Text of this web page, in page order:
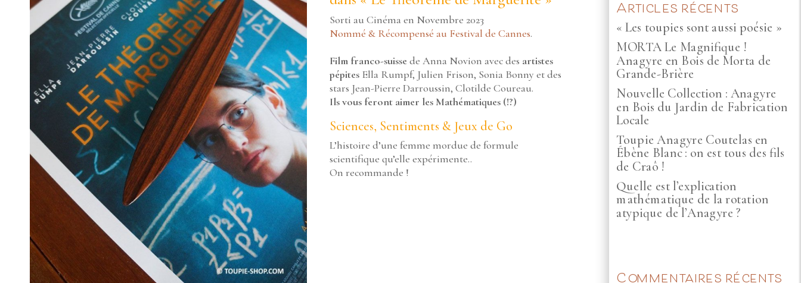
Sorti au Cinéma en Novembre 2023
Nommé & Récompensé au Festival de Cannes.
Film franco-suisse de Anna Novion avec des artistes
pépitesElla Rumpf, Julien Frison, Sonia Bonny et des
stars Jean-Pierre Darroussin, Clotilde Coureau.
Ils vous feront aimer les Mathématiques (!?)
Sciences, Sentiments & Jeux de Go
L’histoire d’une femme mordue de formule
scientifique qu’elle expérimente..
On recommande !
Articles récents
« Les toupies sont aussi poésie »
MORTA Le Magnifique !
Anagyre en Bois de Morta de
Grande-Brière
Nouvelle Collection : Anagyre
en Bois du Jardin de Fabrication
Locale
Toupie Anagyre Coutelas en
Ébène Blanc : on est tous des fils
de Craô !
Quelle est l’explication
mathématique de la rotation
atypique de l’Anagyre ?
Commentaires récents